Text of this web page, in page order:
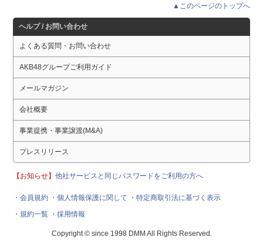
▲このページのトップへ
ヘルプ / お問い合わせ
よくある質問・お問い合わせ
AKB48グループご利用ガイド
メールマガジン
会社概要
事業提携・事業譲渡(M&A)
プレスリリース
【お知らせ】他社サービスと同じパスワードをご利用の方へ
・会員規約 ・個人情報保護に関して
・特定商取引法に基づく表示
・規約一覧 ・採用情報
Copyright © since 1998 DMM All Rights Reserved.